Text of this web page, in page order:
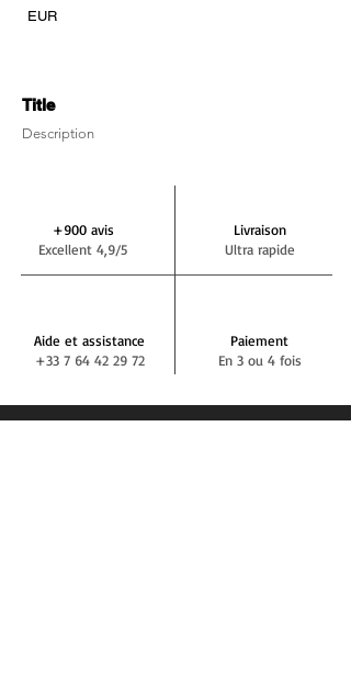
EUR
Title
Description
+900 avis
Excellent 4,9/5
Aide et assistance
Livraison
Ultra rapide
Paiement
+33 7 64 42 29 72
En 3 ou 4 fois